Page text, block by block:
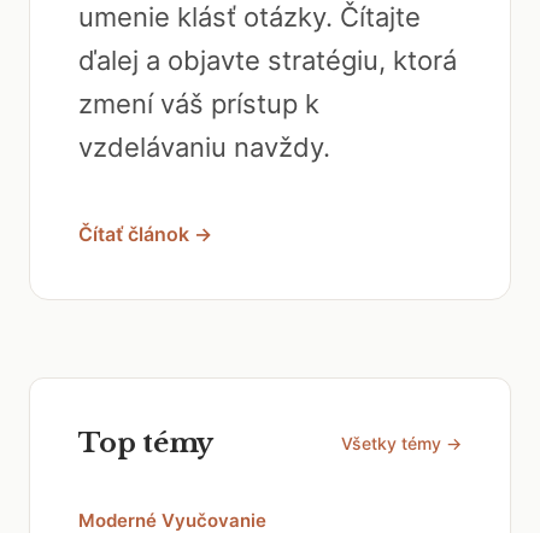
umenie klásť otázky. Čítajte
ďalej a objavte stratégiu, ktorá
zmení váš prístup k
vzdelávaniu navždy.
Čítať článok →
Top témy Všetky témy →
Moderné Vyučovanie